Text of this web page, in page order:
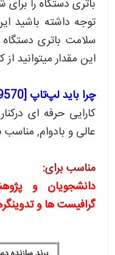
باتری دستگاه را
توجه داشته باشید
سلامت باتری دستگاه
این مقدار میتوانید
چرا باید لپ‌تاپ [DELL XPS 9570] را انتخاب کنید؟
کارایی حرفه ای
عالی و بادوام, مناسب
مناسب برای:
دانشجویان و
گرافیست ها و